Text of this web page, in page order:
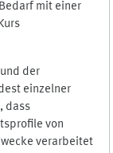
mit einer
der
einzelner
dass
von
verarbeitet